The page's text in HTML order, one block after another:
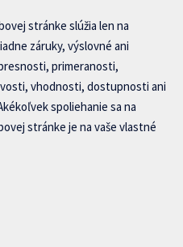
stránke slúžia len na
záruky, výslovné ani
primeranosti,
vhodnosti, dostupnosti ani
spoliehanie sa na
stránke je na vaše vlastné